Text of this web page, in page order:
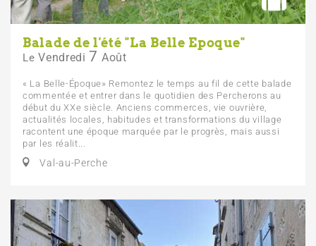
Balade de l'été "La Belle Epoque"
Le Vendredi 7 Août
« La Belle-Époque» Remontez le temps au fil de cette balade
commentée et entrer dans le quotidien des Percherons au
début du XXe siècle. Anciens commerces, vie ouvrière,
actualités locales, habitudes et transformations du village
racontent une époque marquée par le progrès, mais aussi
par les réalit...
Val-au-Perche